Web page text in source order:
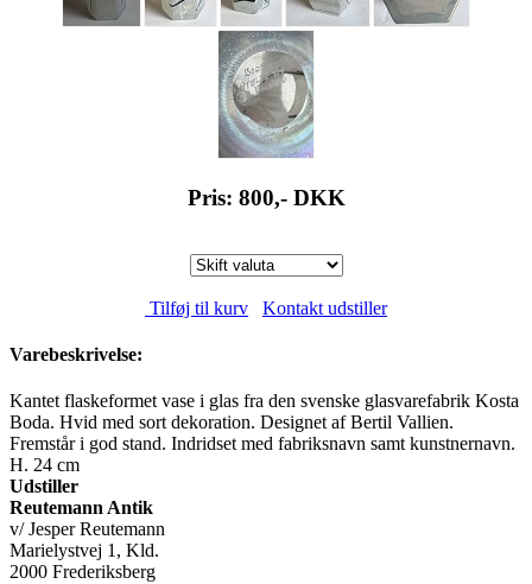
Pris: 800,- DKK
Tilføj til kurv Kontakt udstiller
Varebeskrivelse:
Kantet flaskeformet vase i glas fra den svenske glasvarefabrik Kosta
Boda. Hvid med sort dekoration. Designet af Bertil Vallien.
Fremstår i god stand. Indridset med fabriksnavn samt kunstnernavn.
H. 24 cm
Udstiller
Reutemann Antik
v/ Jesper Reutemann
Marielystvej 1, Kld.
2000 Frederiksberg